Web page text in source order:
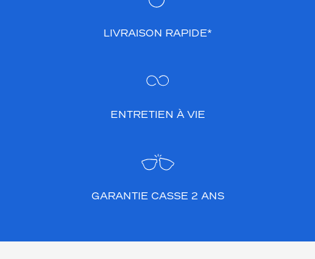
LIVRAISON RAPIDE*
ENTRETIEN À VIE
GARANTIE CASSE 2 ANS